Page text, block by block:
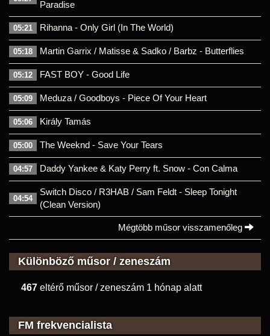
Paradise
05:21 Rihanna - Only Girl (In The World)
05:18 Martin Garrix / Matisse & Sadko / Barbz - Butterflies
05:12 FAST BOY - Good Life
05:09 Meduza / Goodboys - Piece Of Your Heart
05:06 Király Tamás
05:00 The Weeknd - Save Your Tears
04:57 Daddy Yankee & Katy Perry ft. Snow - Con Calma
04:54
Switch Disco / R3HAB / Sam Feldt - Sleep Tonight
(Clean Version)
Mégtöbb műsor visszamenőleg
Különböző műsor / zeneszám
467 eltérő műsor / zeneszám 1 hónap alatt
FM frekvencialista